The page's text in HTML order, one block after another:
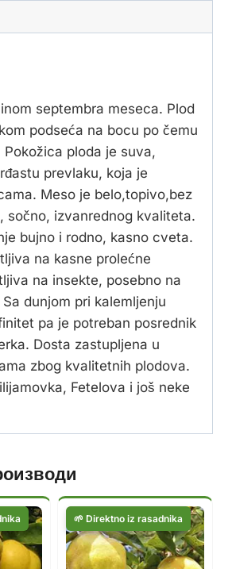
septembra meseca. Plod
podseća na bocu po čemu
Pokožica ploda je suva,
prevlaku, koja je
Meso je belo,topivo,bez
sočno, izvanrednog kvaliteta.
bujno i rodno, kasno cveta.
na kasne prolećne
na insekte, posebno na
dunjom pri kalemljenju
pa je potreban posrednik
Dosta zastupljena u
zbog kvalitetnih plodova.
Fetelova i još neke